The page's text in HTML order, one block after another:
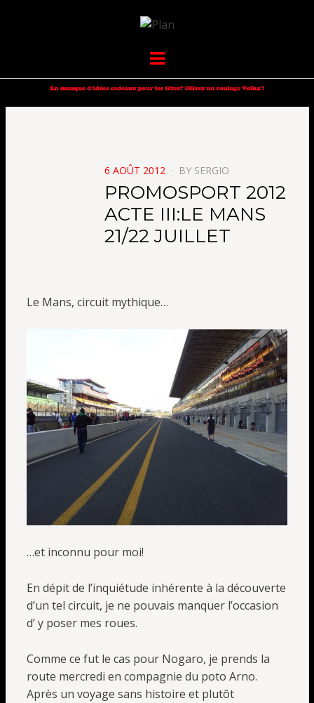
VOLKANIK-
ENDURANCE
Menu
POSTED
ON
6 AOÛT 2012 BY SERGIO
PROMOSPORT 2012
ACTE III:LE MANS
21/22 JUILLET
Le Mans, circuit mythique…
…et inconnu pour moi!
En dépit de l’inquiétude inhérente à la découverte
d’un tel circuit, je ne pouvais manquer l’occasion
d’ y poser mes roues.
Comme ce fut le cas pour Nogaro, je prends la
route mercredi en compagnie du poto Arno.
Après un voyage sans histoire et plutôt